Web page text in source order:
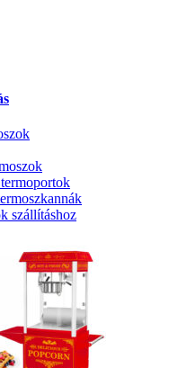
szállításhoz